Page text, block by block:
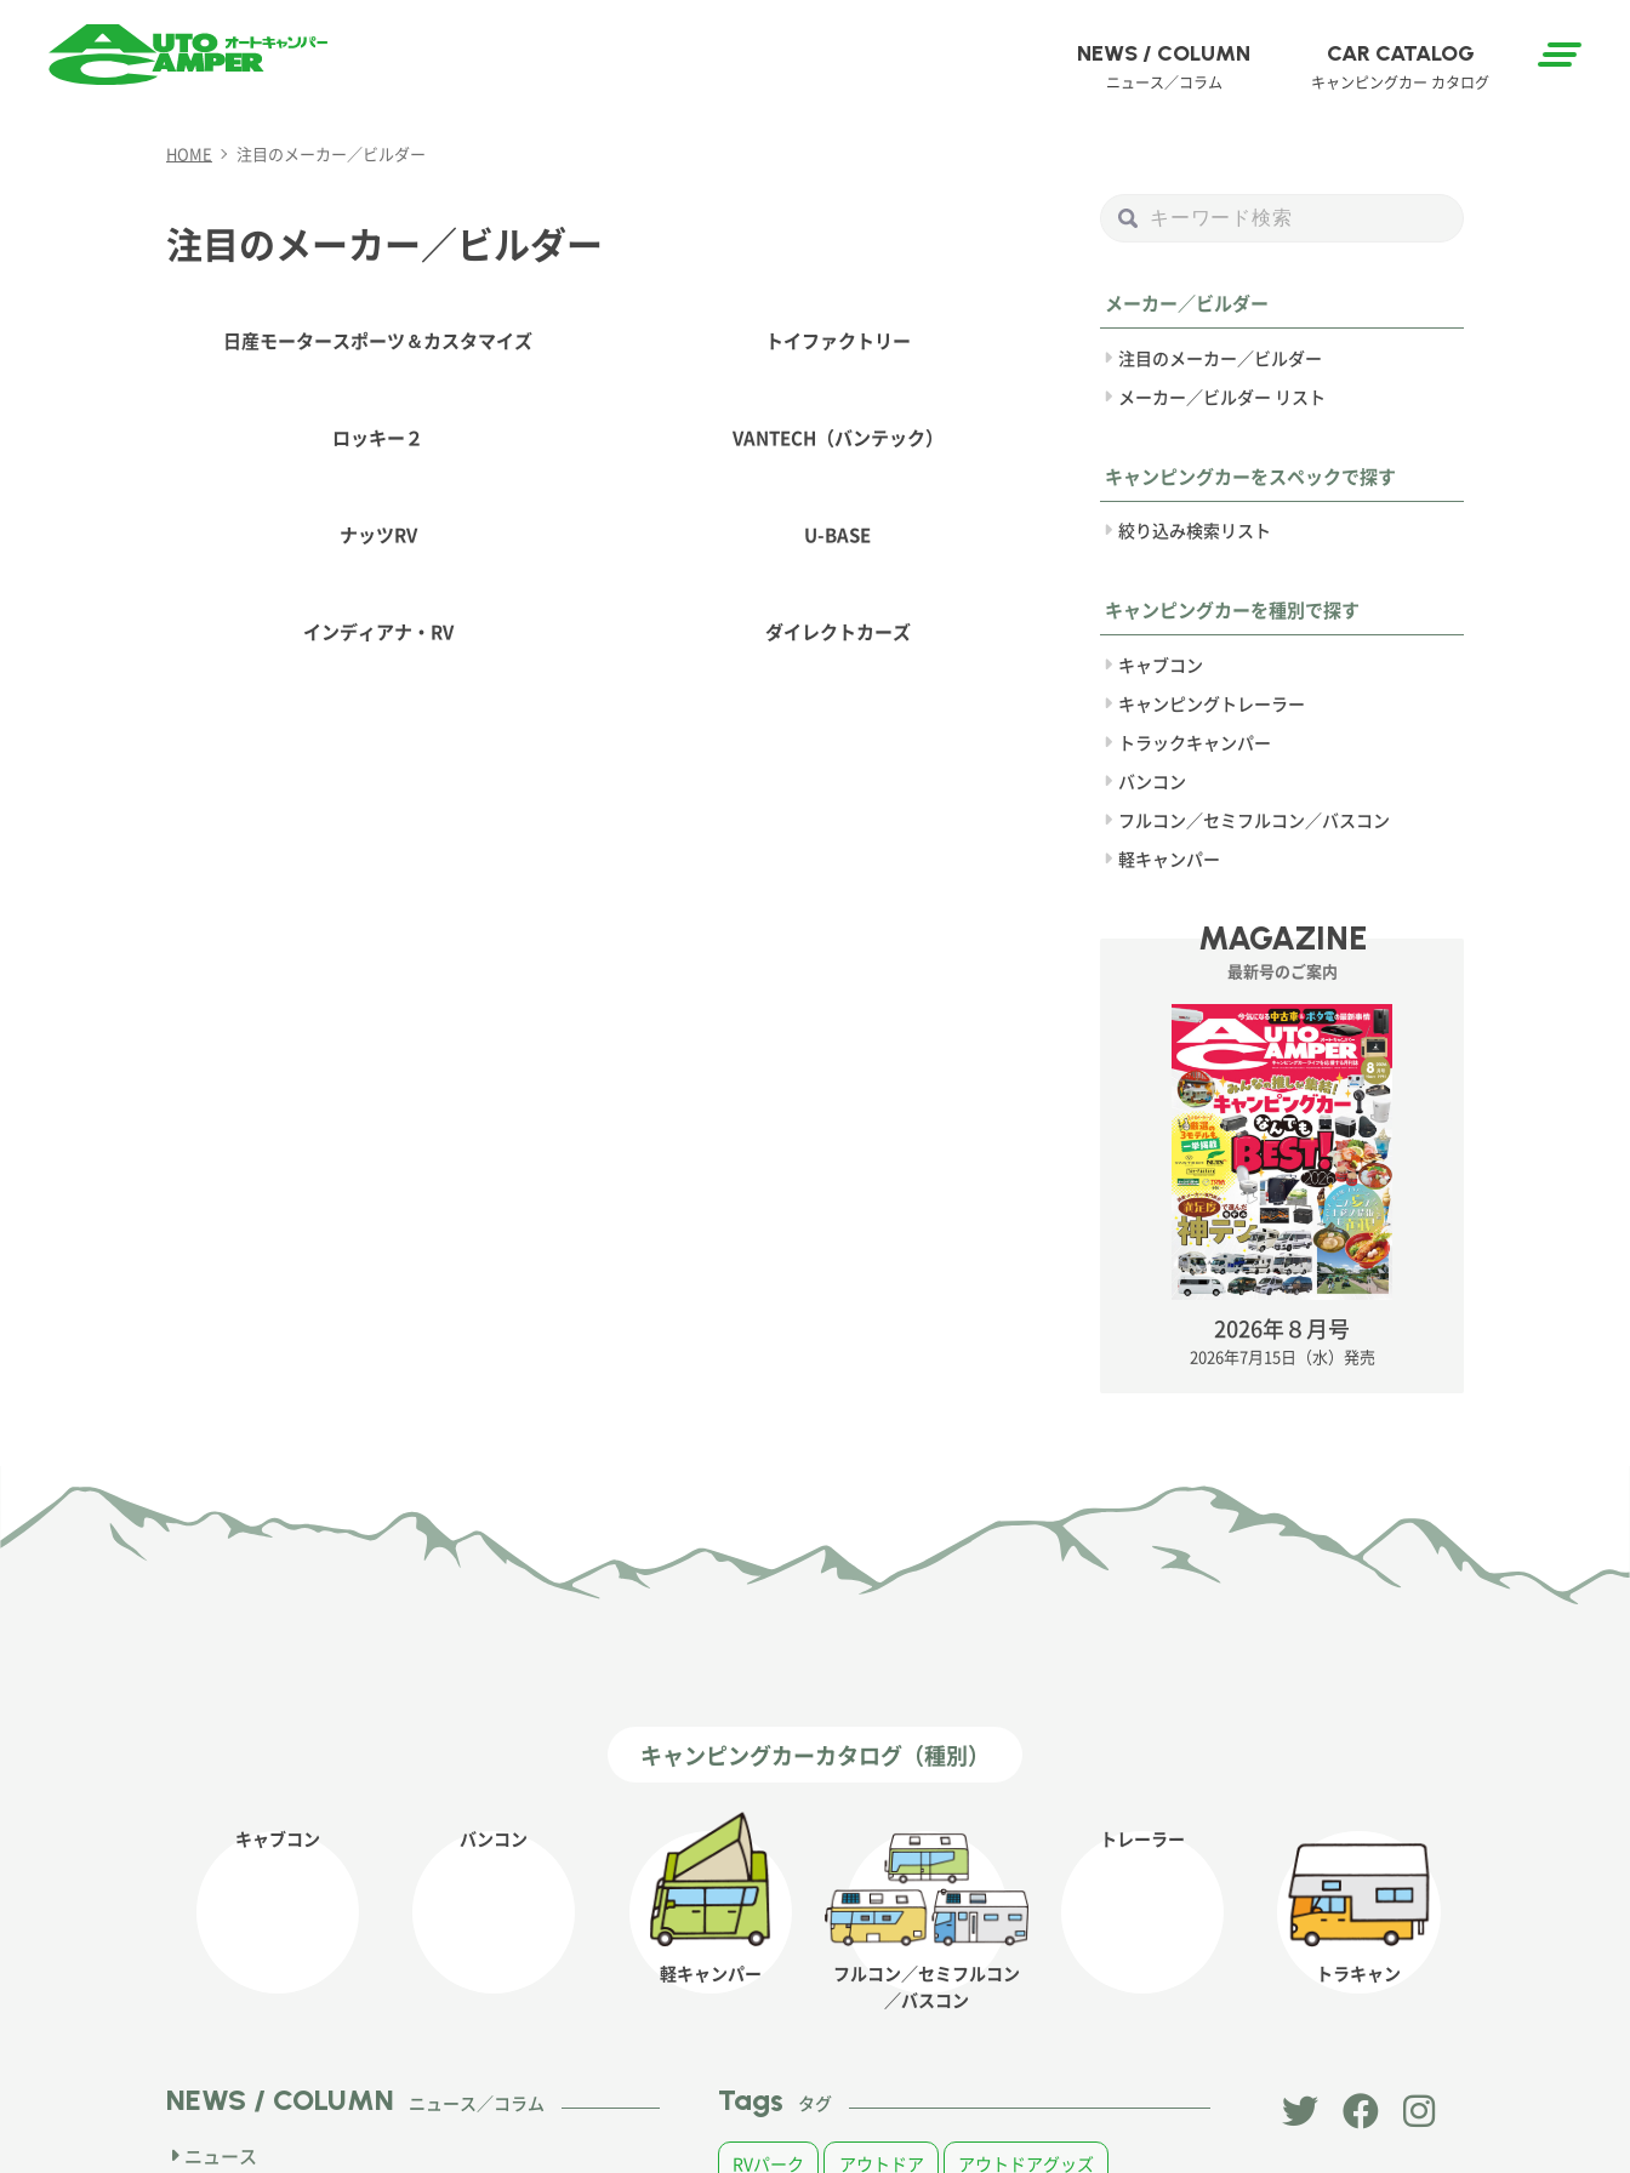
キャンパー）
NEWS / COLUMN
ニュース／コラム
CAR CATALOG
キャンピングカー カタログ
HOME 注目のメーカー／ビルダー
注目のメーカー／ビルダー
日産モータースポーツ＆カスタマイズ トイファクトリー
ロッキー２ VANTECH（バンテック）
ナッツRV U-BASE
インディアナ・RV ダイレクトカーズ
メーカー／ビルダー
注目のメーカー／ビルダー
メーカー／ビルダー リスト
キャンピングカーをスペックで探す
絞り込み検索リスト
キャンピングカーを種別で探す
キャブコン
キャンピングトレーラー
トラックキャンパー
バンコン
フルコン／セミフルコン／バスコン
軽キャンパー
MAGAZINE
最新号のご案内
2026年８月号
2026年7月15日（水）発売
キャンピングカーカタログ（種別）
キャブコン バンコン
軽キャンパー
フルコン／セミフルコン
／バスコン
トレーラー
トラキャン
NEWS / COLUMN ニュース／コラム
ニュース
Tags タグ
RVパーク アウトドア アウトドアグッズ